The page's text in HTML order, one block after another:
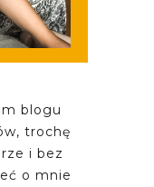
blogu
trochę
i bez
o mnie